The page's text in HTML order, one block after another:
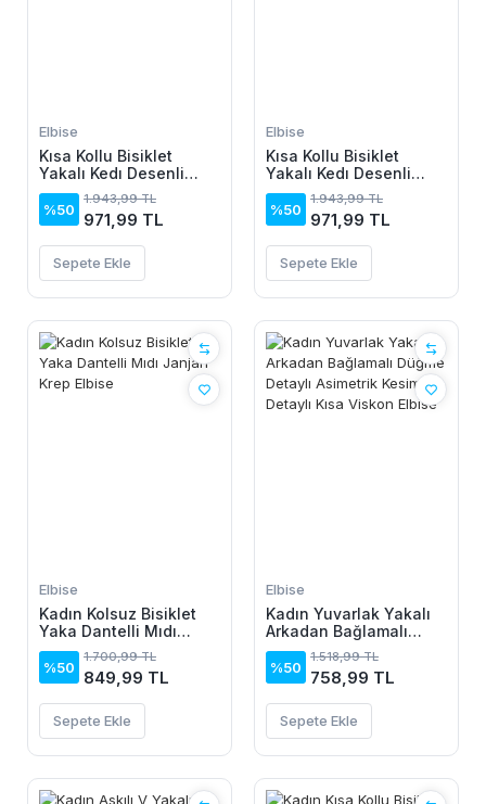
Elbise
Kısa Kollu Bisiklet
Yakalı Kedı Desenli
Midi Vıskon Elbise
%50
1.943,99 TL
971,99 TL
Sepete Ekle
Elbise
Kısa Kollu Bisiklet
Yakalı Kedı Desenli
Midi Vıskon Elbise
%50
1.943,99 TL
971,99 TL
Sepete Ekle
Elbise
Kadın Kolsuz Bisiklet
Yaka Dantelli Mıdı
Janjan Krep Elbise
%50
1.700,99 TL
849,99 TL
Sepete Ekle
Elbise
Kadın Yuvarlak Yakalı
Arkadan Bağlamalı
Düğme Detaylı
Asimetrik Kesim Detaylı
Kısa Viskon Elbise
%50
1.518,99 TL
758,99 TL
Sepete Ekle